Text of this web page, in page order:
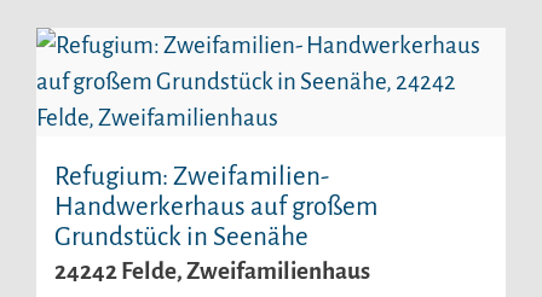
Refugium: Zweifamilien-
Handwerkerhaus auf großem
Grundstück in Seenähe
24242 Felde, Zweifamilienhaus